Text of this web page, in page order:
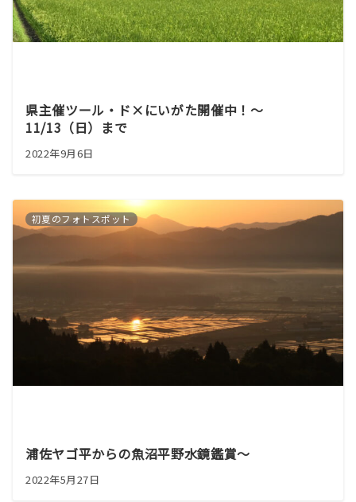
県主催ツール・ド×にいがた開催中！～
11/13（日）まで
2022年9月6日
初夏のフォトスポット
浦佐ヤゴ平からの魚沼平野水鏡鑑賞～
2022年5月27日